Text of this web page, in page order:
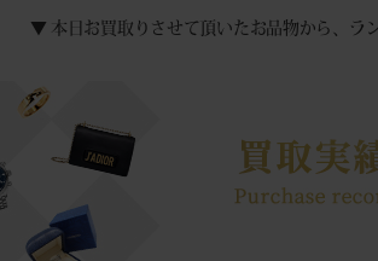
▼ 本日お買取りさせて頂いたお品物から、ラ